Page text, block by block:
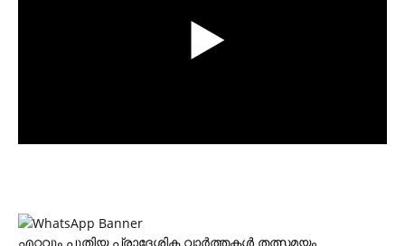
എറ്റവും പുതിയ പ്രാദേശിക വാര്‍ത്തകള്‍ തത്സമയം